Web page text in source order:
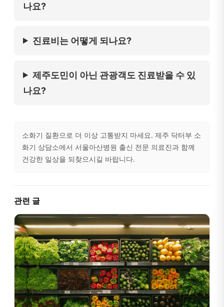
나요?
진료비는 어떻게 되나요?
제주도민이 아닌 관광객도 진료받을 수 있
나요?
소화기 질환으로 더 이상 고통받지 마세요. 제주 닥터부 소
화기 상담소에서 서울아산병원 출신 전문 의료진과 함께
건강한 일상을 되찾으시길 바랍니다.
관련 글